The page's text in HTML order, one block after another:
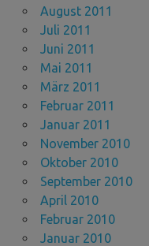
August 2011
Juli 2011
Juni 2011
Mai 2011
März 2011
Februar 2011
Januar 2011
November 2010
Oktober 2010
September 2010
April 2010
Februar 2010
Januar 2010